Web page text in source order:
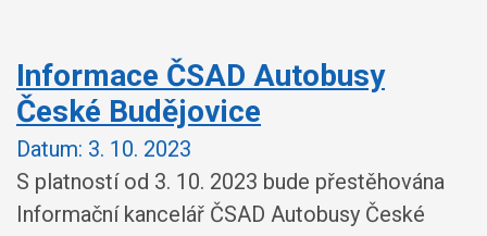
Informace ČSAD Autobusy
České Budějovice
Datum: 3. 10. 2023
S platností od 3. 10. 2023 bude přestěhována
Informační kancelář ČSAD Autobusy České